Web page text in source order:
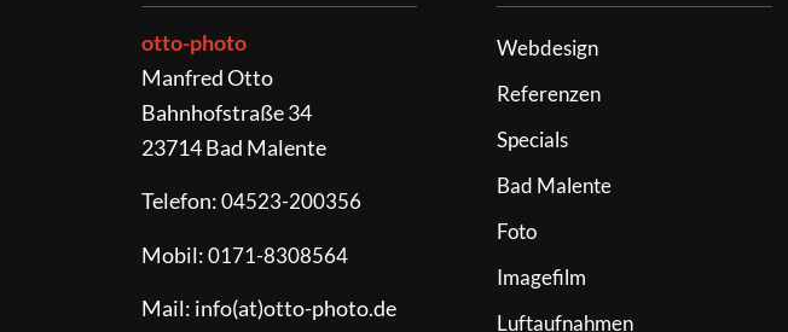
otto-photo
Manfred Otto
Bahnhofstraße 34
23714 Bad Malente
Telefon:04523-200356
Mobil:0171-8308564
Mail: info(at)otto-photo.de
Webdesign
Referenzen
Specials
Bad Malente
Foto
Imagefilm
Luftaufnahmen